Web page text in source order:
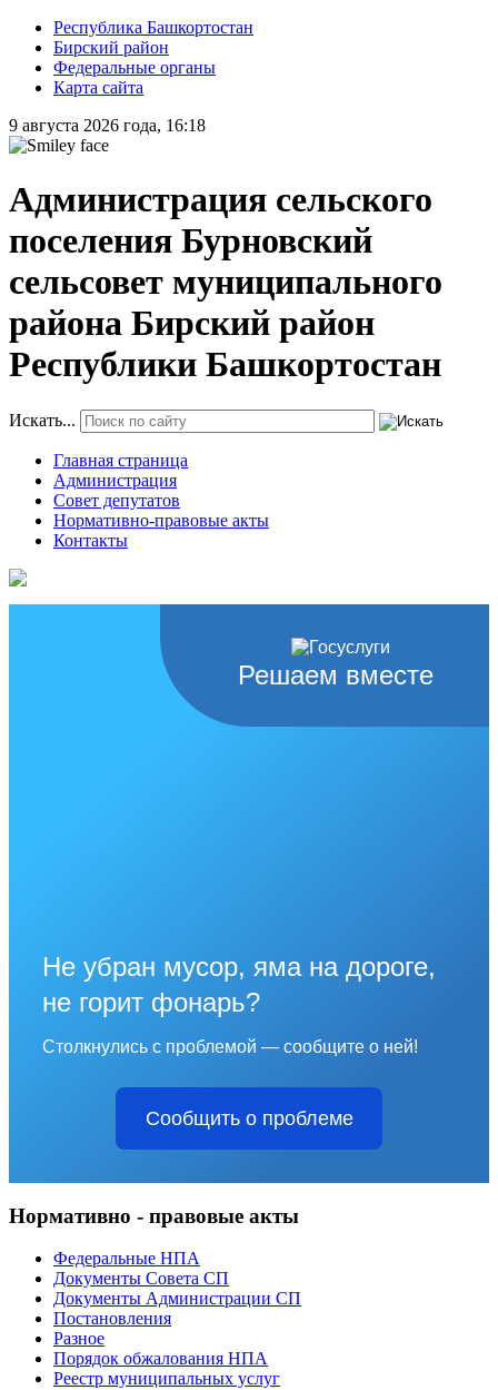
Республика Башкортостан
Бирский район
Федеральные органы
Карта сайта
9 августа 2026 года, 16:18
Администрация сельского
поселения Бурновский
сельсовет муниципального
района Бирский район
Республики Башкортостан
Искать...
Главная страница
Администрация
Совет депутатов
Нормативно-правовые акты
Контакты
Решаем вместе
Не убран мусор, яма на дороге,
не горит фонарь?
Столкнулись с проблемой — сообщите о ней!
Сообщить о проблеме
Нормативно - правовые акты
Федеральные НПА
Документы Совета СП
Документы Администрации СП
Постановления
Разное
Порядок обжалования НПА
Реестр муниципальных услуг